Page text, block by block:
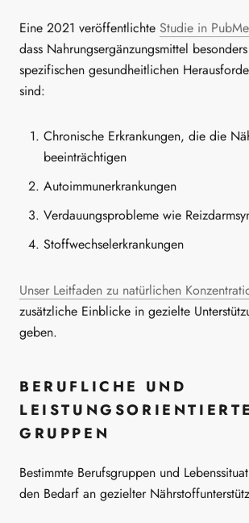
Eine 2021 veröffentlichte Studie in
dass Nahrungsergänzungsmittel
spezifischen gesundheitlichen
sind:
Chronische Erkrankungen, die die
beeinträchtigen
Autoimmunerkrankungen
Verdauungsprobleme wie
Stoffwechselerkrankungen
Unser Leitfaden zu natürlichen
zusätzliche Einblicke in gezielte
geben.
BERUFLICHE UND
LEISTUNGSORIENTIERTE
GRUPPEN
Bestimmte Berufsgruppen und
den Bedarf an gezielter